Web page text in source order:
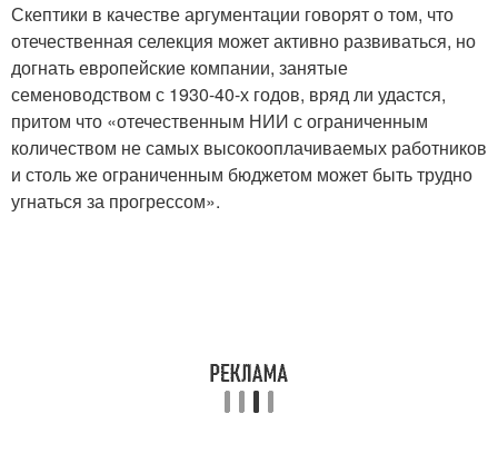
Скептики в качестве аргументации говорят о том, что
отечественная селекция может активно развиваться, но
догнать европейские компании, занятые
семеноводством с 1930-40-х годов, вряд ли удастся,
притом что «отечественным НИИ с ограниченным
количеством не самых высокооплачиваемых работников
и столь же ограниченным бюджетом может быть трудно
угнаться за прогрессом».